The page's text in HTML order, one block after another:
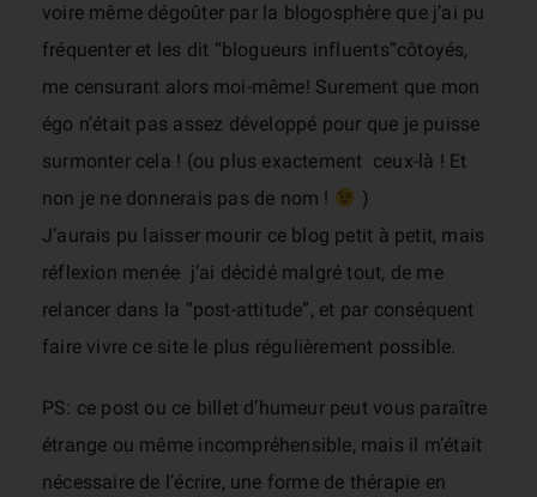
voire même dégoûter par la blogosphère que j’ai pu
fréquenter et les dit “blogueurs influents”côtoyés,
me censurant alors moi-même! Surement que mon
égo n’était pas assez développé pour que je puisse
surmonter cela ! (ou plus exactement ceux-là ! Et
non je ne donnerais pas de nom !
)
J’aurais pu laisser mourir ce blog petit à petit, mais
réflexion menée j’ai décidé malgré tout, de me
relancer dans la “post-attitude”, et par conséquent
faire vivre ce site le plus régulièrement possible.
PS: ce post ou ce billet d’humeur peut vous paraître
étrange ou même incompréhensible, mais il m’était
nécessaire de l’écrire, une forme de thérapie en